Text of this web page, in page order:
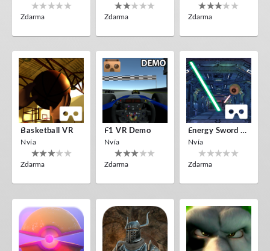
Zdarma Zdarma Zdarma
Basketball VR
Nvía
Zdarma
F1 VR Demo
Nvía
Zdarma
Energy Sword VR
Nvía
Zdarma